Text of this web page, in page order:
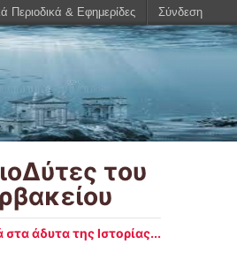
του
στα άδυτα της Ιστορίας...
Περιοδικά & Εφημερίδες Σύνδεση